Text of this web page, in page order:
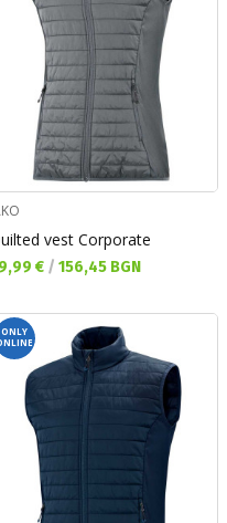
vest Corporate
цена:
€ / 156,45 BGN
ONLY